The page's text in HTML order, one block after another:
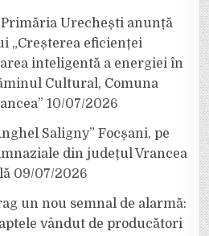
Primăria Urechești anunță
„Creșterea eficienței
inteligentă a energiei în
Cultural, Comuna
10/07/2026
Saligny” Focșani, pe
din județul Vrancea
09/07/2026
un nou semnal de alarmă:
vândut de producători